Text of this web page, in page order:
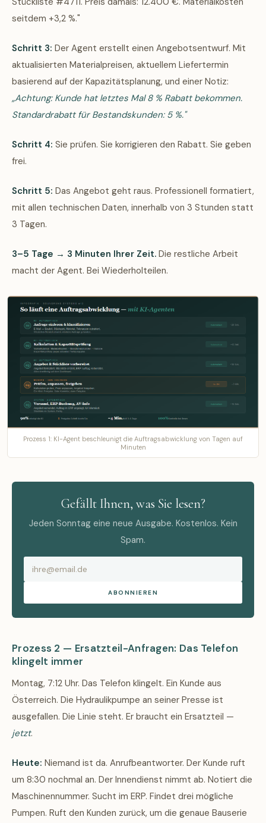
seitdem +3,2 %."
Schritt 3: Der Agent erstellt einen Angebotsentwurf. Mit
aktualisierten Materialpreisen, aktuellem Liefertermin
basierend auf der Kapazitätsplanung, und einer Notiz:
„Achtung: Kunde hat letztes Mal 8 % Rabatt bekommen.
Standardrabatt für Bestandskunden: 5 %."
Schritt 4: Sie prüfen. Sie korrigieren den Rabatt. Sie geben
frei.
Schritt 5: Das Angebot geht raus. Professionell formatiert,
mit allen technischen Daten, innerhalb von 3 Stunden statt
3 Tagen.
3–5 Tage → 3 Minuten Ihrer Zeit. Die restliche Arbeit
macht der Agent. Bei Wiederholteilen.
Prozess 1: KI-Agent beschleunigt die Auftragsabwicklung von Tagen auf
Minuten
Gefällt Ihnen, was Sie lesen?
Jeden Sonntag eine neue Ausgabe. Kostenlos. Kein
Spam.
ABONNIEREN
Prozess 2 — Ersatzteil-Anfragen: Das Telefon
klingelt immer
Montag, 7:12 Uhr. Das Telefon klingelt. Ein Kunde aus
Österreich. Die Hydraulikpumpe an seiner Presse ist
ausgefallen. Die Linie steht. Er braucht ein Ersatzteil —
jetzt.
Heute: Niemand ist da. Anrufbeantworter. Der Kunde ruft
um 8:30 nochmal an. Der Innendienst nimmt ab. Notiert die
Maschinennummer. Sucht im ERP. Findet drei mögliche
Pumpen. Ruft den Kunden zurück, um die genaue Bauserie